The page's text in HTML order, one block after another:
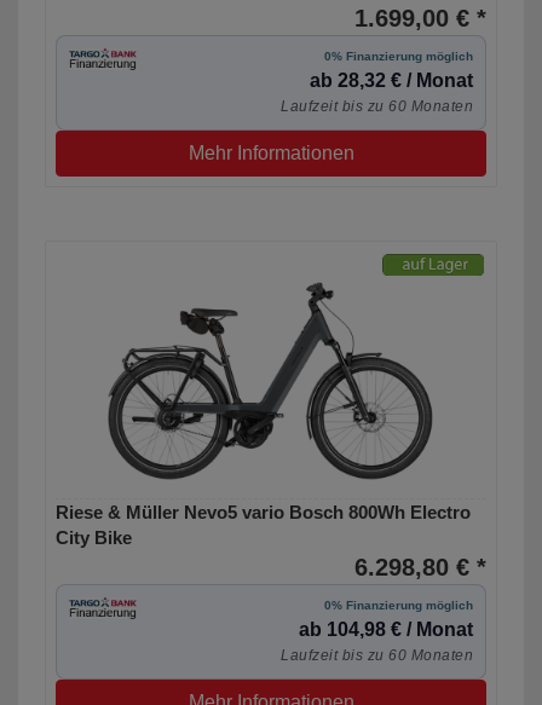
1.699,00 € *
0% Finanzierung möglich
ab 28,32 € / Monat
Laufzeit bis zu 60 Monaten
Mehr Informationen
Riese & Müller Nevo5 vario Bosch 800Wh Electro
City Bike
6.298,80 € *
0% Finanzierung möglich
ab 104,98 € / Monat
Laufzeit bis zu 60 Monaten